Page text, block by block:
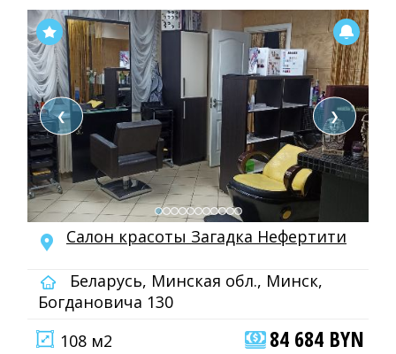
❮ ❯
Салон красоты Загадка Нефертити
Беларусь, Минская обл., Минск,
Богдановича 130
108 м2
84 684 BYN